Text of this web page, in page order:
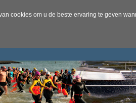
cookies om u de beste ervaring te geven